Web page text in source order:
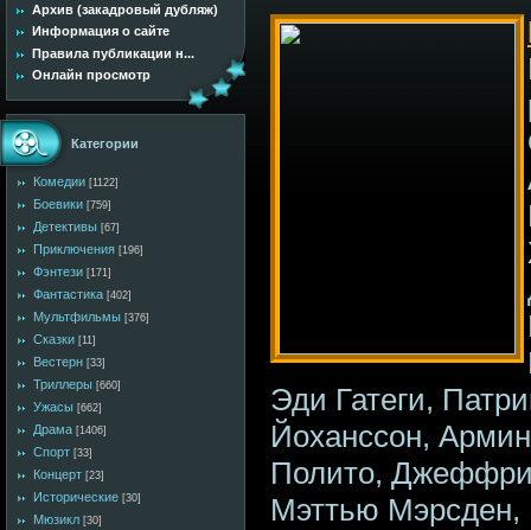
Архив (закадровый дубляж)
Информация о сайте
Правила публикации н...
Онлайн просмотр
Категории
Комедии [1122]
Боевики [759]
Детективы [67]
Приключения [196]
Фэнтези [171]
Фантастика [402]
Мультфильмы [376]
Сказки [11]
Вестерн [33]
Триллеры [660]
Ужасы [662]
Драма [1406]
Спорт [33]
Концерт [23]
Исторические [30]
Мюзикл [30]
Эди Гатеги,
Йоханссон,
Полито,
Мэттью Мэрсден,